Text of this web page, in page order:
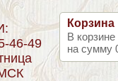
Корзина
В корзине
на сумму
46-49